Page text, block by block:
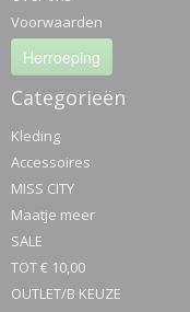
Voorwaarden
Herroeping
Categorieën
Kleding
Accessoires
MISS CITY
Maatje meer
SALE
TOT € 10,00
OUTLET/B KEUZE